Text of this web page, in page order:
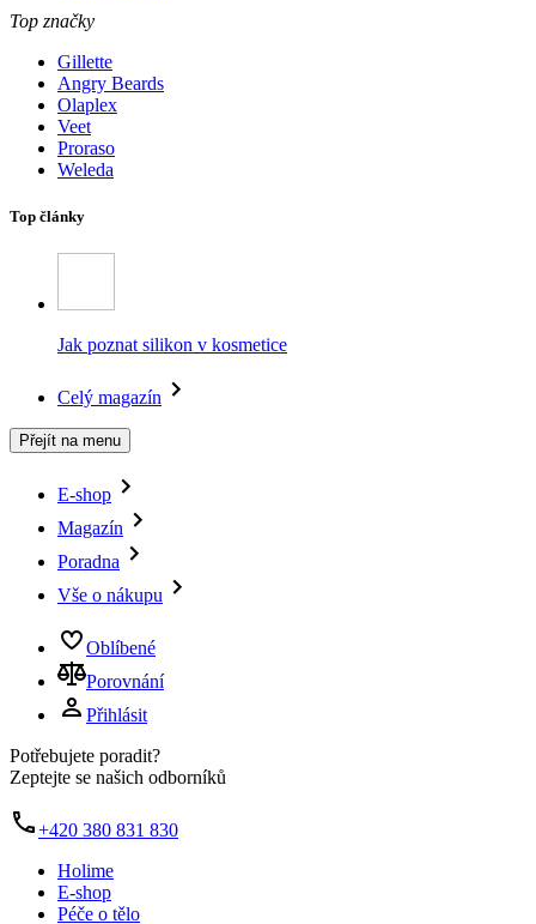
Top značky
Gillette
Angry Beards
Olaplex
Veet
Proraso
Weleda
Top články
Jak poznat silikon v kosmetice
Celý magazín
Přejít na menu
E-shop
Magazín
Poradna
Vše o nákupu
Oblíbené
Porovnání
Přihlásit
Potřebujete poradit?
Zeptejte se našich odborníků
+420 380 831 830
Holime
E-shop
Péče o tělo